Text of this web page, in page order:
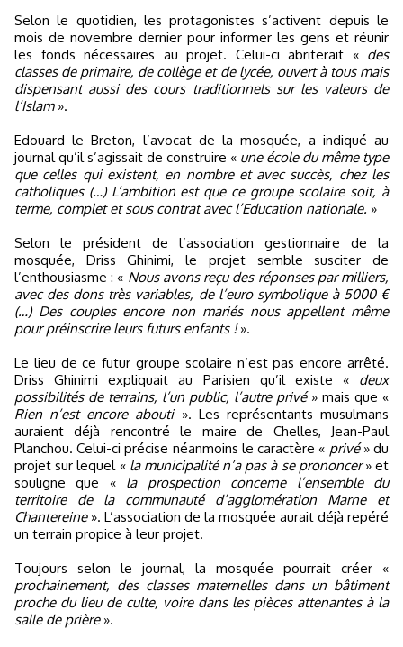
Selon le quotidien, les protagonistes s’activent depuis le
mois de novembre dernier pour informer les gens et réunir
les fonds nécessaires au projet. Celui-ci abriterait « des
classes de primaire, de collège et de lycée, ouvert à tous mais
dispensant aussi des cours traditionnels sur les valeurs de
l’Islam».
Edouard le Breton, l’avocat de la mosquée, a indiqué au
journal qu’il s’agissait de construire « une école du même type
que celles qui existent, en nombre et avec succès, chez les
catholiques (…) L’ambition est que ce groupe scolaire soit, à
terme, complet et sous contrat avec l’Education nationale. »
Selon le président de l’association gestionnaire de la
mosquée, Driss Ghinimi, le projet semble susciter de
l’enthousiasme : « Nous avons reçu des réponses par milliers,
avec des dons très variables, de l’euro symbolique à 5000 €
(…) Des couples encore non mariés nous appellent même
pour préinscrire leurs futurs enfants !».
Le lieu de ce futur groupe scolaire n’est pas encore arrêté.
Driss Ghinimi expliquait au Parisien qu’il existe « deux
possibilités de terrains, l’un public, l’autre privé» mais que «
Rien n’est encore abouti ». Les représentants musulmans
auraient déjà rencontré le maire de Chelles, Jean-Paul
Planchou. Celui-ci précise néanmoins le caractère « privé» du
projet sur lequel « la municipalité n’a pas à se prononcer» et
souligne que « la prospection concerne l’ensemble du
territoire de la communauté d’agglomération Marne et
Chantereine ». L’association de la mosquée aurait déjà repéré
un terrain propice à leur projet.
Toujours selon le journal, la mosquée pourrait créer «
prochainement, des classes maternelles dans un bâtiment
proche du lieu de culte, voire dans les pièces attenantes à la
salle de prière ».